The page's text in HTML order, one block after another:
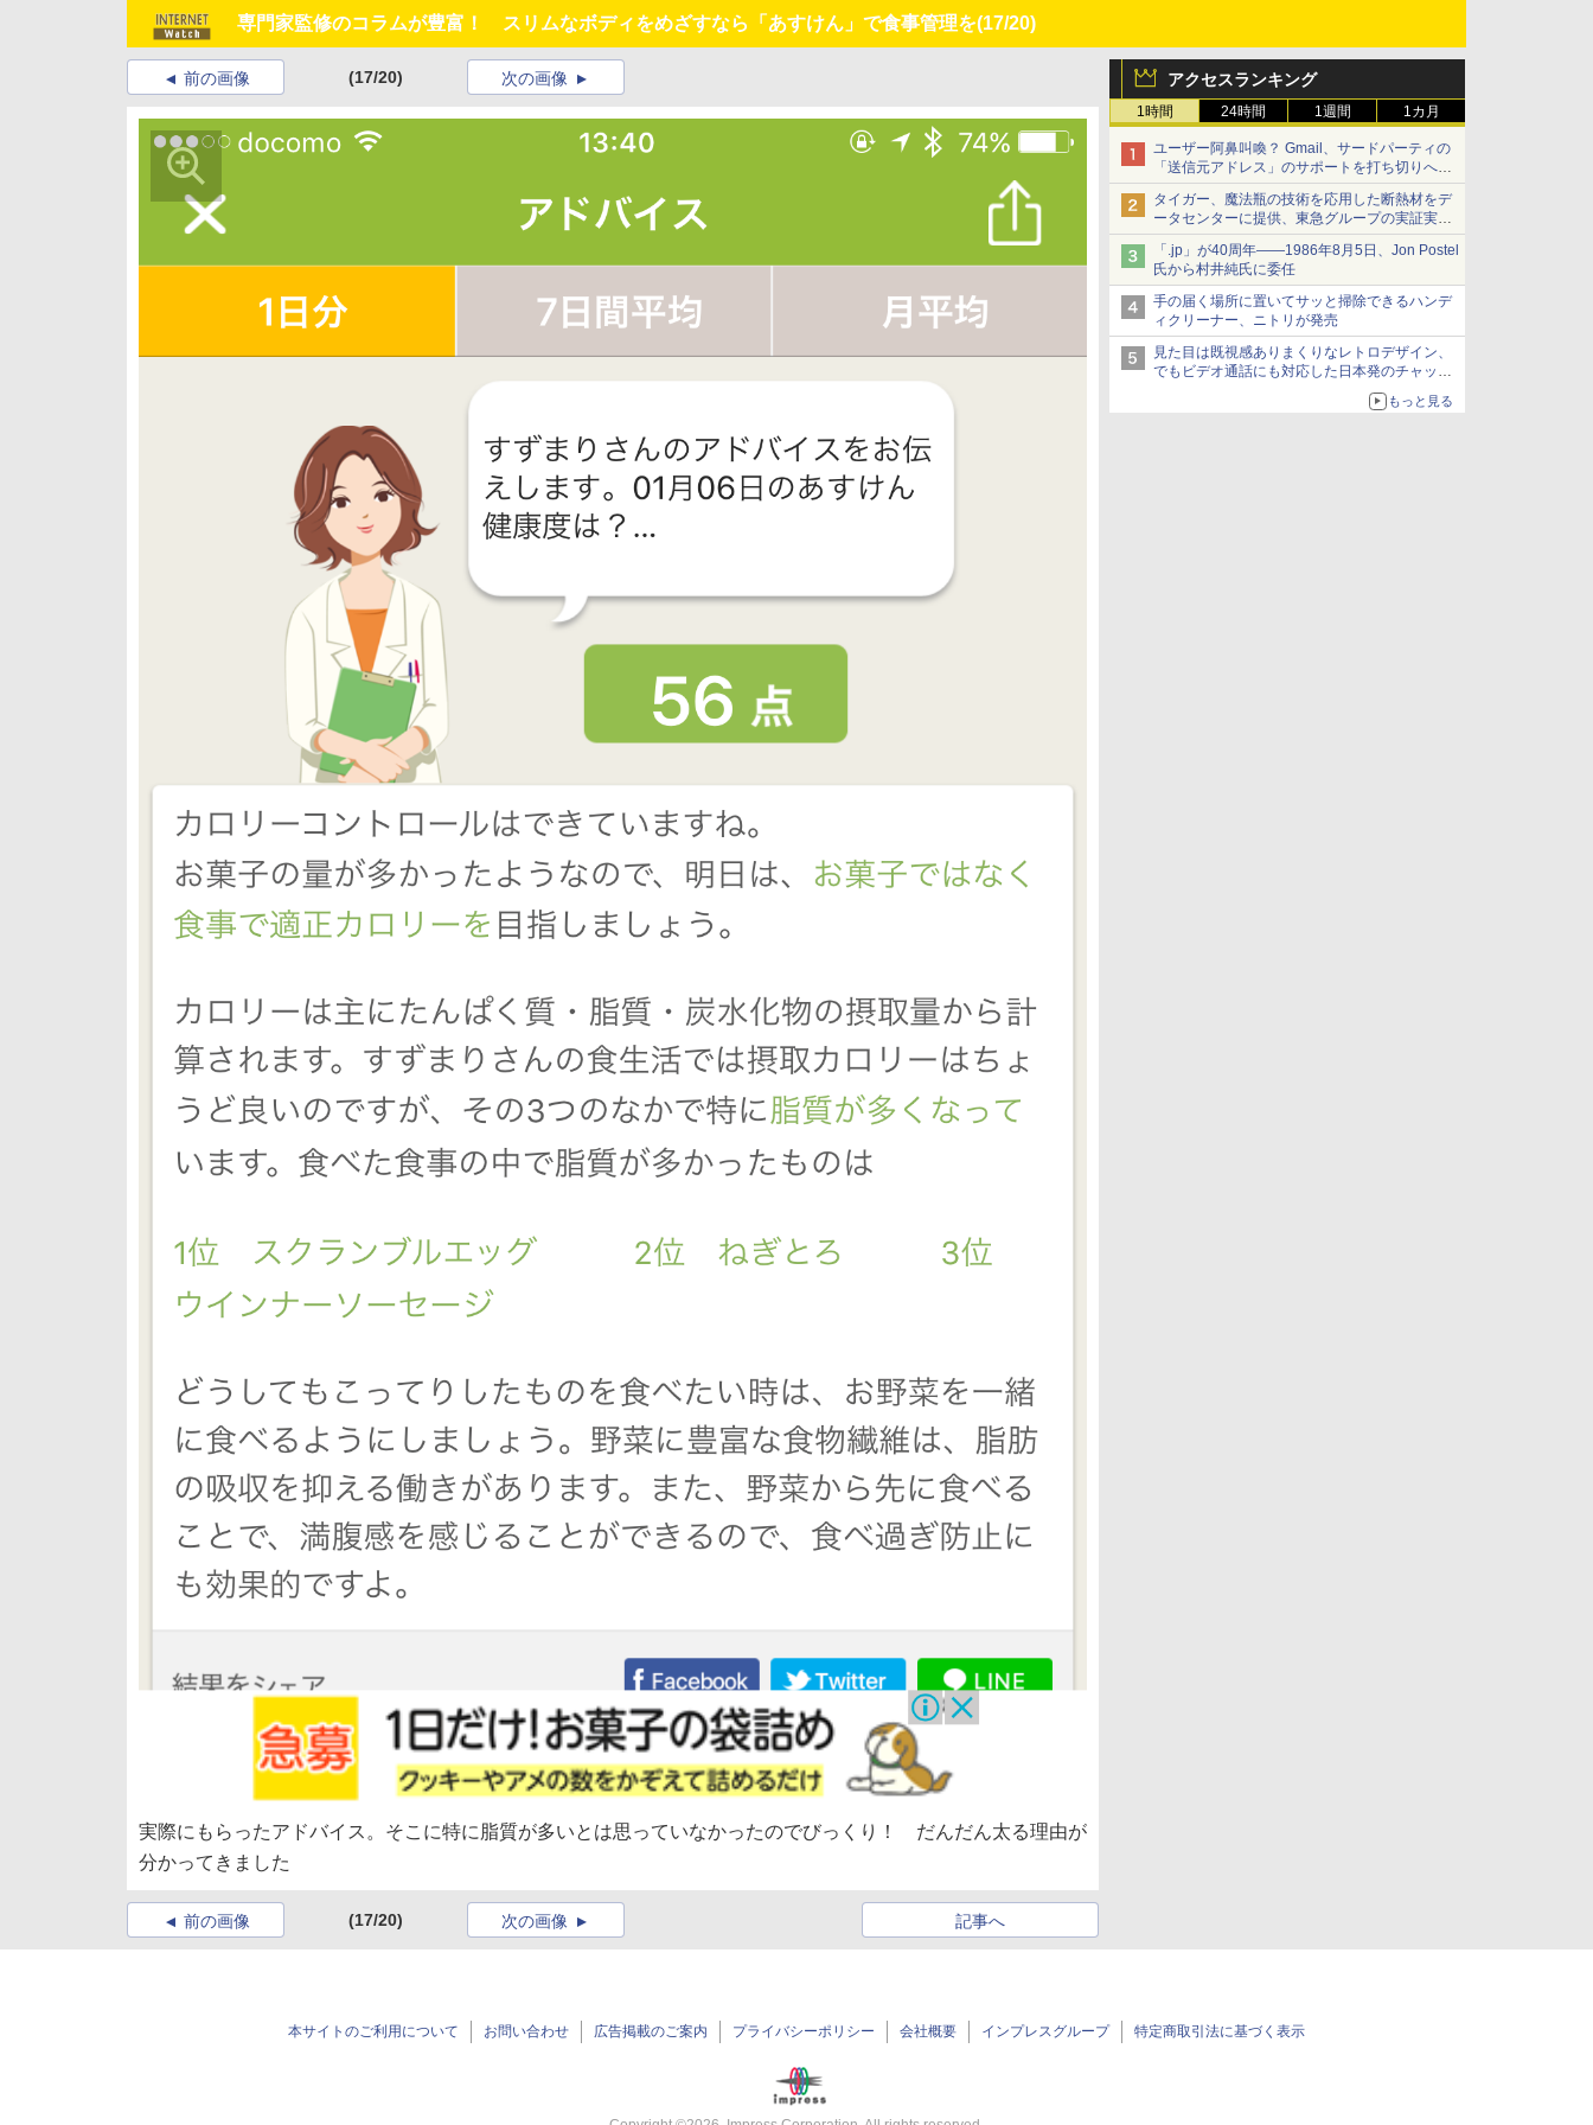
専門家監修のコラムが豊富！ スリムなボディをめざすなら「あすけん」で食事管理を(17/20)
アクセスランキング
1時間 24時間 1週間 1カ月
ユーザー阿鼻叫喚？ Gmail、サードパーティの
「送信元アドレス」のサポートを打ち切りへ
【やじうまWatch】
タイガー、魔法瓶の技術を応用した断熱材をデ
ータセンターに提供、東急グループの実証実験
で 「ステンレス密封真空断熱パネル TIVIP」
「.jp」が40周年――1986年8月5日、Jon Postel
氏から村井純氏に委任
手の届く場所に置いてサッと掃除できるハンデ
ィクリーナー、ニトリが発売
見た目は既視感ありまくりなレトロデザイン、
でもビデオ通話にも対応した日本発のチャット
もっと見る
前の画像 (17/20) 次の画像
実際にもらったアドバイス。そこに特に脂質が多いとは思っていなかったのでびっくり！ だんだん太る理由が
分かってきました
前の画像 (17/20) 記事へ
次の画像
本サイトのご利用について お問い合わせ 広告掲載のご案内 プライバシーポリシー 会社概要 インプレスグループ 特定商取引法に基づく表示